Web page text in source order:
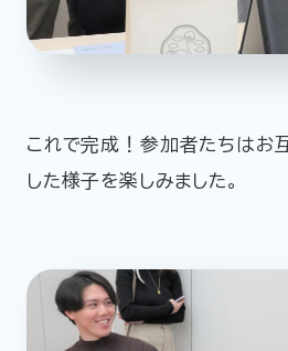
これで完成！参加者たちはお
した様子を楽しみました。